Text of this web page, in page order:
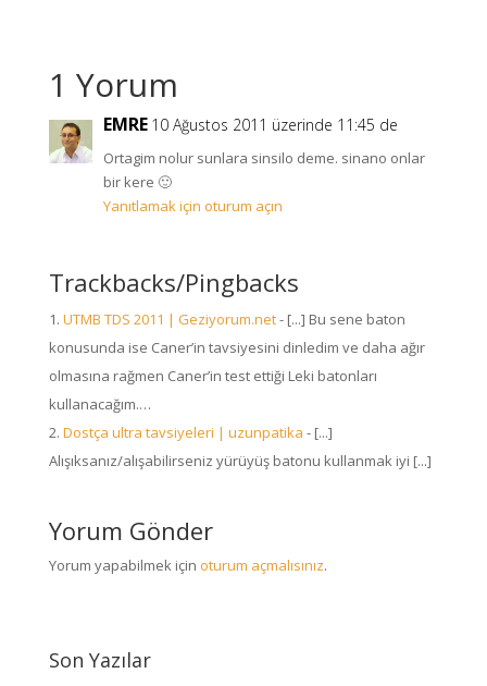
1 Yorum
EMRE 10 Ağustos 2011 üzerinde 11:45 de
Ortagim nolur sunlara sinsilo deme. sinano onlar
bir kere 🙂
Yanıtlamak için oturum açın
Trackbacks/Pingbacks
UTMB TDS 2011 | Geziyorum.net- [...] Bu sene baton
konusunda ise Caner’in tavsiyesini dinledim ve daha ağır
olmasına rağmen Caner’in test ettiği Leki batonları
kullanacağım.…
Dostça ultra tavsiyeleri | uzunpatika - [...]
Alışıksanız/alışabilirseniz yürüyüş batonu kullanmak iyi [...]
Yorum Gönder
Yorum yapabilmek için oturum açmalısınız.
Son Yazılar